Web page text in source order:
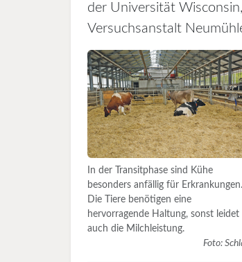
der Universität
Versuchsanstalt
In der Transitphase sind Kühe
besonders anfällig für Erkrankungen.
Die Tiere benötigen eine
hervorragende Haltung, sonst leidet
auch die Milchleistung.
Foto: